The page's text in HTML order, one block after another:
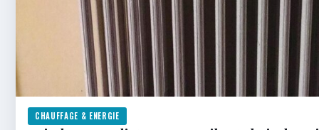
CHAUFFAGE & ENERGIE